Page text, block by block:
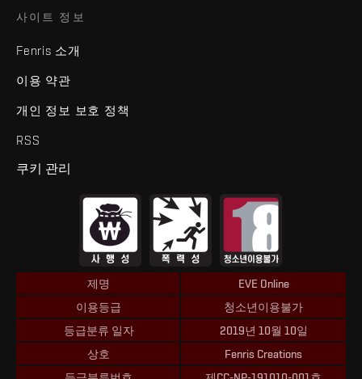
사이트 정보
Fenris 소개
이용 약관
개인 정보 보호 정책
RSS
쿠키 관리
제명
EVE Online
이용등급
청소년이용불가
등급분류 일자
2019년 10월 10일
상호
Fenris Creations